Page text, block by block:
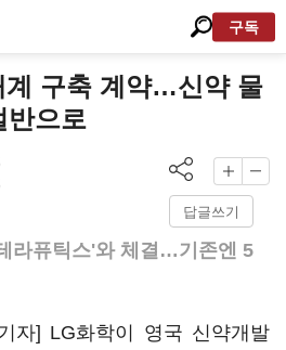
구독
계 구축 계약…신약 물
반으로
답글쓰기
라퓨틱스'와 체결…기존엔 5
자] LG화학이 영국 신약개발